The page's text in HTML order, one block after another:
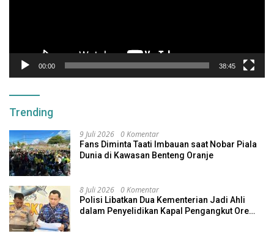
00:00 38:45
Trending
9 Juli 2026 0 Komentar
Fans Diminta Taati Imbauan saat Nobar Piala
Dunia di Kawasan Benteng Oranje
8 Juli 2026 0 Komentar
Polisi Libatkan Dua Kementerian Jadi Ahli
dalam Penyelidikan Kapal Pengangkut Ore